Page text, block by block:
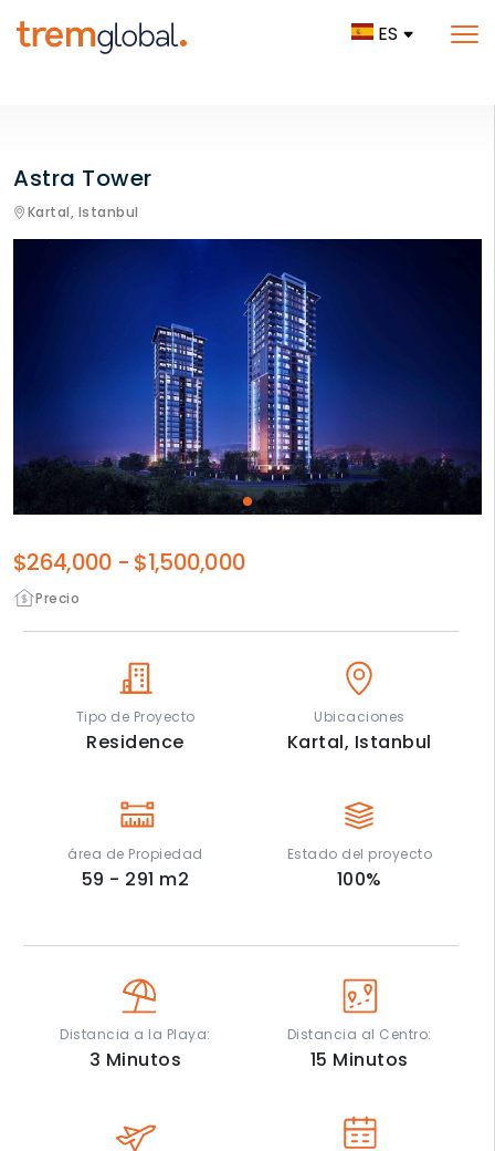
ES
Astra Tower
Kartal, Istanbul
Precio
$264,000 - $1,500,000
Tipo de Proyecto
Residence
Ubicaciones
Kartal, Istanbul
área de Propiedad
59 - 291 m2
Estado del proyecto
100%
Distancia a la Playa:
3 Minutos
Distancia al Centro:
15 Minutos